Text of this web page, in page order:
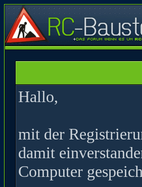
Hallo,
mit der
damit
Computer